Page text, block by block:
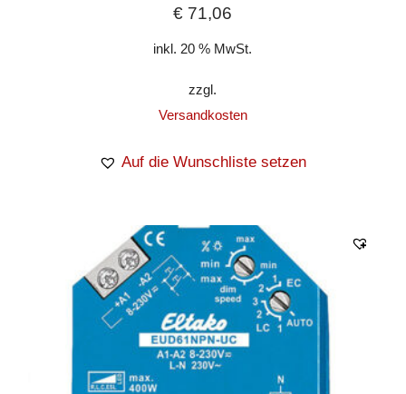
€ 71,06
inkl. 20 % MwSt.
zzgl.
Versandkosten
Auf die Wunschliste setzen